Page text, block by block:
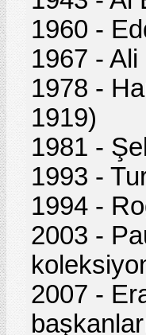
1960 -
1967 -
1978 -
1919)
1981 -
1993 -
1994 -
2003 -
2007 -